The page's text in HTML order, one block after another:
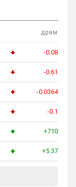
драм
-0.08
-0.61
-0.0364
-0.1
+710
+5.37